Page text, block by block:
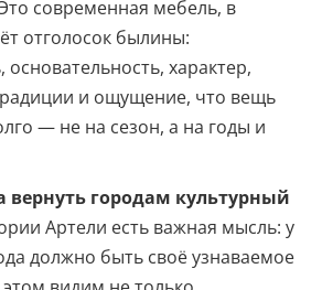
современная мебель, в
отголосок былины:
основательность, характер,
и ощущение, что вещь
— не на сезон, а на годы и
вернуть городам культурный
Артели есть важная мысль: у
должно быть своё узнаваемое